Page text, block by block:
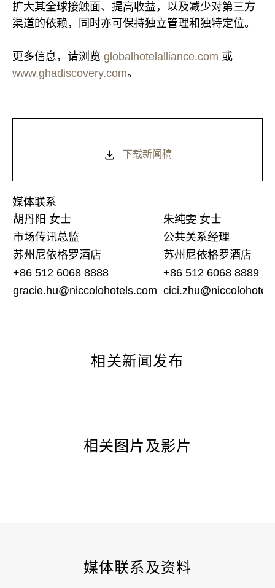
扩大其全球接触面、提高收益，以及减少对第三方
渠道的依赖，同时亦可保持独立管理和独特定位。
更多信息，请浏览 globalhotelalliance.com 或
www.ghadiscovery.com。
下载新闻稿
媒体联系
胡丹阳 女士
朱纯雯 女士
市场传讯总监
公共关系经理
苏州尼依格罗酒店
苏州尼依格罗酒店
+86 512 6068 8888
+86 512 6068 8889
gracie.hu@niccolohotels.com
相关新闻发布
相关图片及影片
媒体联系及资料